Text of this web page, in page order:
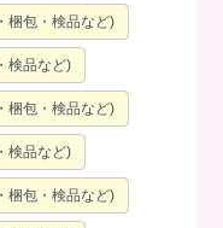
梱包・検品など)
検品など)
梱包・検品など)
検品など)
梱包・検品など)